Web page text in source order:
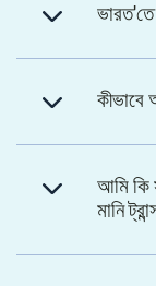
ভারত'তে
কীভাবে
আমি কি
মানি